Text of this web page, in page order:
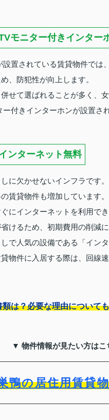
モニター付きインター
置されている賃貸物件では
、防犯性が向上します。
せて選ばれることが多く、
付きインターホンが設置さ
ンターネット無料
に欠かせないインフラです。
賃貸物件も増加しています。
にインターネットを利用で
けるため、初期費用の削減
で人気の設備である「イン
物件に入居する際は、回線
は？必要な理由について
▼ 物件情報が見たい方は
鴨の居住用賃貸